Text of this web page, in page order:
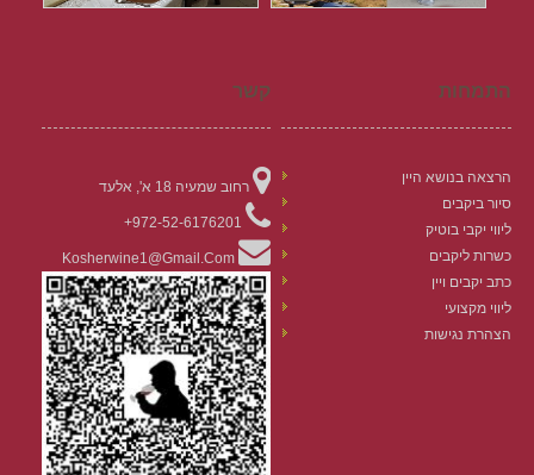
התמחות
הרצאה בנושא היין
סיור ביקבים
ליווי יקבי בוטיק
כשרות ליקבים
כתב יקבים ויין
ליווי מקצועי
הצהרת נגישות
קשר
רחוב שמעיה 18 א', אלעד
972-52-6176201+
Kosherwine1@gmail.com